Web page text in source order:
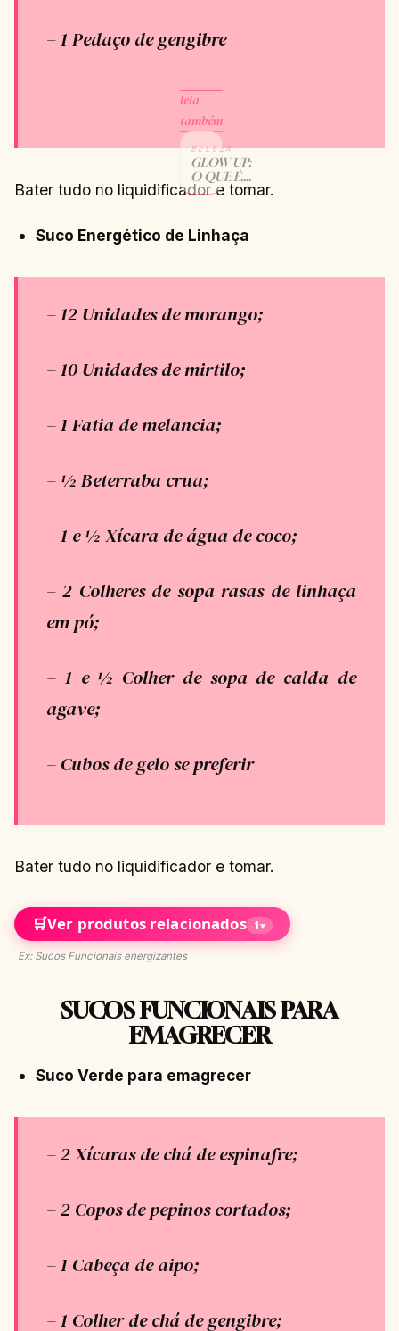
– 1 Pedaço de gengibre
leia
também
BELEZA
GLOW UP:
O QUE É,
COMO
CONTINUAR
LENDO
Bater tudo no liquidificador e tomar.
Suco Energético de Linhaça
– 12 Unidades de morango;
– 10 Unidades de mirtilo;
– 1 Fatia de melancia;
– ½ Beterraba crua;
– 1 e ½ Xícara de água de coco;
– 2 Colheres de sopa rasas de linhaça
em pó;
– 1 e ½ Colher de sopa de calda de
agave;
– Cubos de gelo se preferir
Bater tudo no liquidificador e tomar.
🛒Ver produtos relacionados 1▾
Ex: Sucos Funcionais energizantes
SUCOS FUNCIONAIS PARA
EMAGRECER
Suco Verde para emagrecer
– 2 Xícaras de chá de espinafre;
– 2 Copos de pepinos cortados;
– 1 Cabeça de aipo;
– 1 Colher de chá de gengibre;